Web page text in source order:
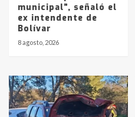
municipal”, señaló el
ex intendente de
Bolívar
8 agosto, 2026